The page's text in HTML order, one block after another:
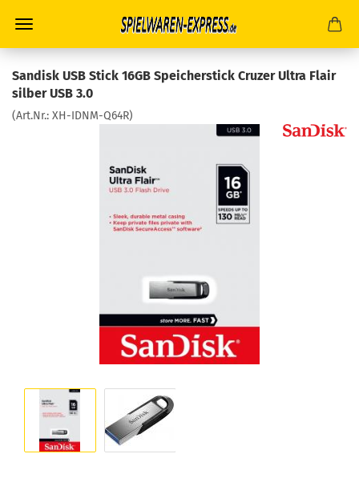
Sandisk USB Stick 16GB Speicherstick Cruzer Ultra Flair
silber USB 3.0
(Art.Nr.: XH-IDNM-Q64R)